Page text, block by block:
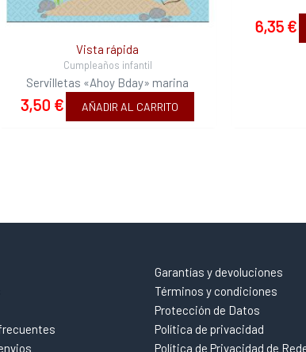
Vista rápida
Cumpleaños infantil
Servilletas «Ahoy Bday» marina
3,50 € AÑADIR AL CARRITO
6,35 €
Garantías y devoluciones
Términos y condiciones
Protección de Datos
Política de privacidad
Política de Privacidad de